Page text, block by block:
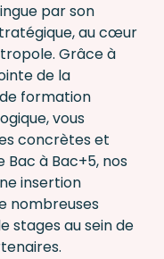
par son
au cœur
Grâce à
de la
formation
vous
concrètes et
à Bac+5, nos
insertion
nombreuses
stages au sein de